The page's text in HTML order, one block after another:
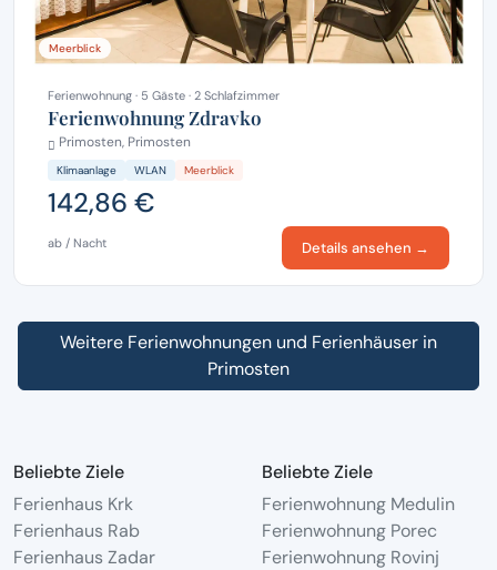
Meerblick
Ferienwohnung · 5 Gäste · 2 Schlafzimmer
Ferienwohnung Zdravko
Primosten, Primosten
Klimaanlage WLAN Meerblick
142,86 €
ab / Nacht Details ansehen →
Weitere Ferienwohnungen und Ferienhäuser in
Primosten
Beliebte Ziele
Ferienhaus Krk
Ferienhaus Rab
Ferienhaus Zadar
Beliebte Ziele
Ferienwohnung Medulin
Ferienwohnung Porec
Ferienwohnung Rovinj